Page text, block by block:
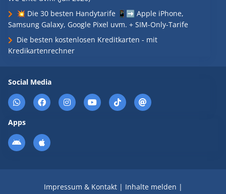
💥 Die 30 besten Handytarife 📱➡️ Apple iPhone,
Samsung Galaxy, Google Pixel uvm. + SIM-Only-Tarife
Die besten kostenlosen Kreditkarten - mit
Kredikartenrechner
Social Media
Apps
Impressum & Kontakt| Inhalte melden |